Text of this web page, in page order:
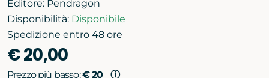
Editore: Pendragon
Disponibilità: Disponibile
Spedizione entro 48 ore
€ 20,00
Prezzo più basso:€ 20 ⓘ